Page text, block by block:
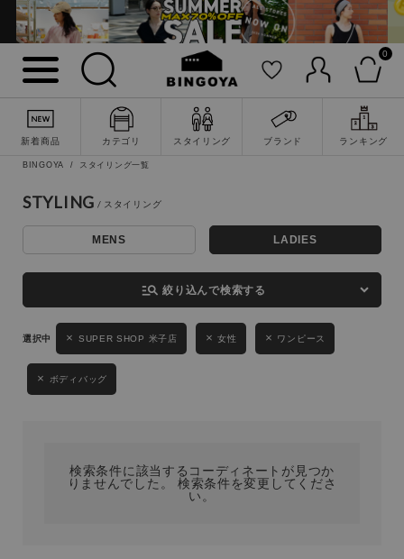
0
新着商品 カテゴリ スタイリング ブランド ランキング
詳細検索
キーワード
性別
MENS LADIES KIDS
BINGOYA スタイリング一覧
STYLING
MENS LADIES
manage_search 絞り込んで検索する
SUPER SHOP 米子店 女性 ワンピース
ボディバッグ
検索条件に該当するコーディネートが見つか
りませんでした。 検索条件を変更してくださ
い。